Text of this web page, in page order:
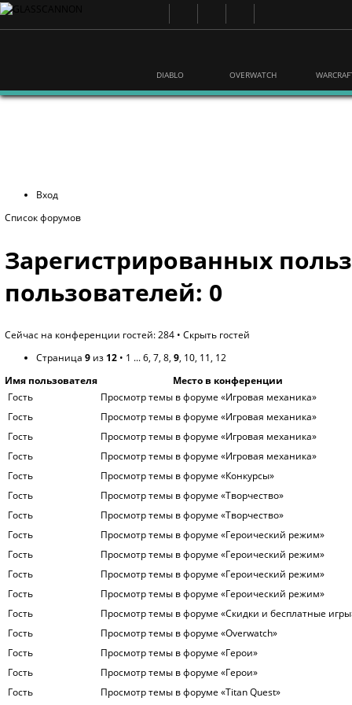
DIABLO OVERWATCH
Вход
Список форумов
Зарегистрированных
пользователей: 0
Сейчас на конференции гостей: 284 • Скрыть гостей
Страница 9 из 12 • 1 ...6, 7, 8, 9, 10, 11, 12
Имя пользователя
Место в конференции
Гость
Просмотр темы в форуме «Игровая механика»
Гость
Просмотр темы в форуме «Игровая механика»
Гость
Просмотр темы в форуме «Игровая механика»
Гость
Просмотр темы в форуме «Игровая механика»
Гость
Просмотр темы в форуме «Конкурсы»
Гость
Просмотр темы в форуме «Творчество»
Гость
Просмотр темы в форуме «Творчество»
Гость
Просмотр темы в форуме «Героический режим»
Гость
Просмотр темы в форуме «Героический режим»
Гость
Просмотр темы в форуме «Героический режим»
Гость
Просмотр темы в форуме «Героический режим»
Гость
Просмотр темы в форуме «Скидки и бесплатные
Гость
Просмотр темы в форуме «Overwatch»
Гость
Просмотр темы в форуме «Герои»
Гость
Просмотр темы в форуме «Герои»
Гость
Просмотр темы в форуме «Titan Quest»